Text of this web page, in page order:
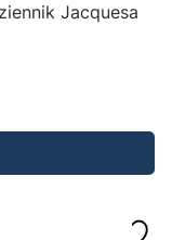
Jacquesa